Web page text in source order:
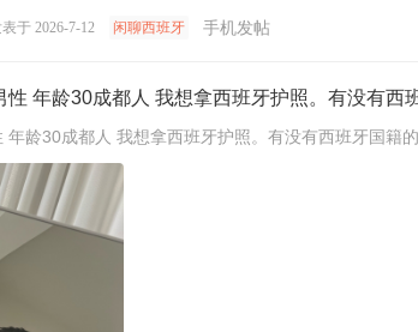
于 2026-7-12 闲聊西班牙 手机发帖
性 年龄30成都人 我想拿西班牙护照。有没有西
年龄30成都人 我想拿西班牙护照。有没有西班牙国